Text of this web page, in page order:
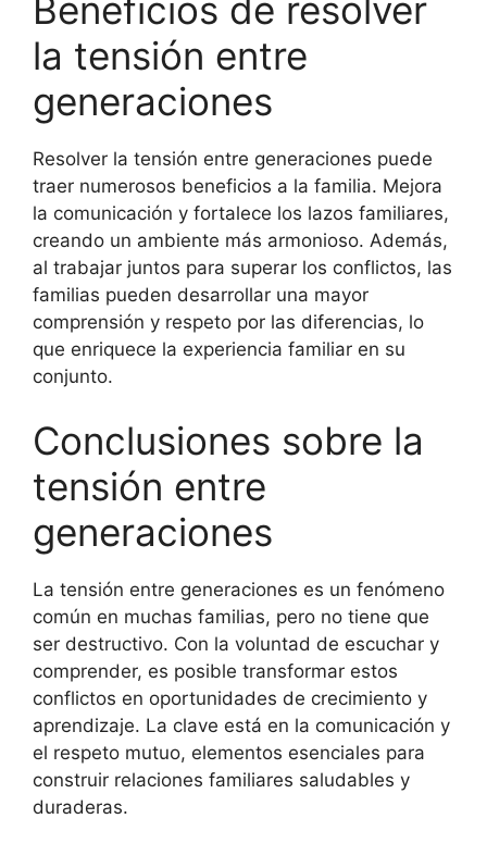
Beneficios de resolver
la tensión entre
generaciones
Resolver la tensión entre generaciones puede
traer numerosos beneficios a la familia. Mejora
la comunicación y fortalece los lazos familiares,
creando un ambiente más armonioso. Además,
al trabajar juntos para superar los conflictos, las
familias pueden desarrollar una mayor
comprensión y respeto por las diferencias, lo
que enriquece la experiencia familiar en su
conjunto.
Conclusiones sobre la
tensión entre
generaciones
La tensión entre generaciones es un fenómeno
común en muchas familias, pero no tiene que
ser destructivo. Con la voluntad de escuchar y
comprender, es posible transformar estos
conflictos en oportunidades de crecimiento y
aprendizaje. La clave está en la comunicación y
el respeto mutuo, elementos esenciales para
construir relaciones familiares saludables y
duraderas.